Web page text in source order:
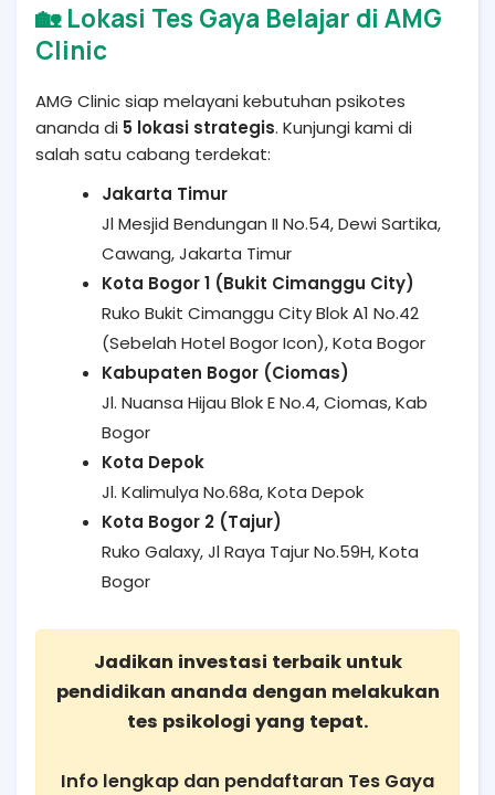
🏡 Lokasi Tes Gaya Belajar di AMG
Clinic
AMG Clinic siap melayani kebutuhan psikotes
ananda di 5 lokasi strategis. Kunjungi kami di
salah satu cabang terdekat:
Jakarta Timur
Jl Mesjid Bendungan II No.54, Dewi Sartika,
Cawang, Jakarta Timur
Kota Bogor 1 (Bukit Cimanggu City)
Ruko Bukit Cimanggu City Blok A1 No.42
(Sebelah Hotel Bogor Icon), Kota Bogor
Kabupaten Bogor (Ciomas)
Jl. Nuansa Hijau Blok E No.4, Ciomas, Kab
Bogor
Kota Depok
Jl. Kalimulya No.68a, Kota Depok
Kota Bogor 2 (Tajur)
Ruko Galaxy, Jl Raya Tajur No.59H, Kota
Bogor
Jadikan investasi terbaik untuk
pendidikan ananda dengan melakukan
tes psikologi yang tepat.
Info lengkap dan pendaftaran Tes Gaya